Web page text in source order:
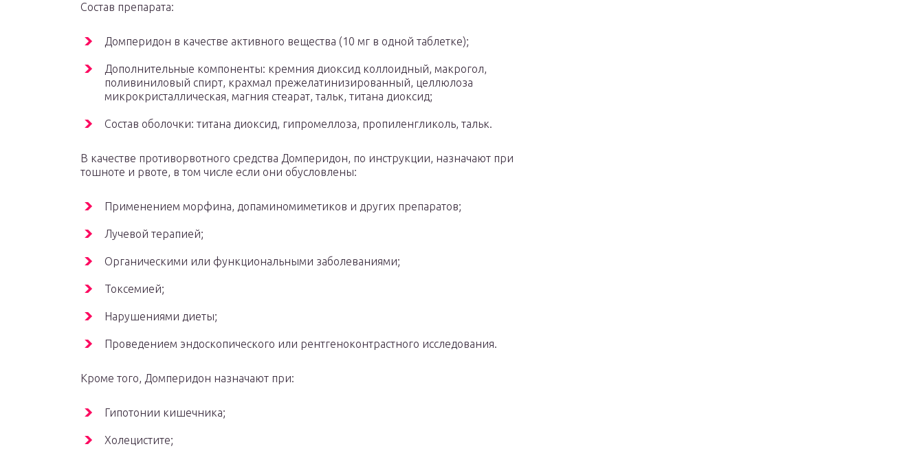
Состав препарата:
Домперидон в качестве активного вещества (10 мг в одной таблетке);
Дополнительные компоненты: кремния диоксид коллоидный, макрогол,
поливиниловый спирт, крахмал прежелатинизированный, целлюлоза
микрокристаллическая, магния стеарат, тальк, титана диоксид;
Состав оболочки: титана диоксид, гипромеллоза, пропиленгликоль, тальк.
В качестве противорвотного средства Домперидон, по инструкции, назначают при
тошноте и рвоте, в том числе если они обусловлены:
Применением морфина, допаминомиметиков и других препаратов;
Лучевой терапией;
Органическими или функциональными заболеваниями;
Токсемией;
Нарушениями диеты;
Проведением эндоскопического или рентгеноконтрастного исследования.
Кроме того, Домперидон назначают при:
Гипотонии кишечника;
Холецистите;